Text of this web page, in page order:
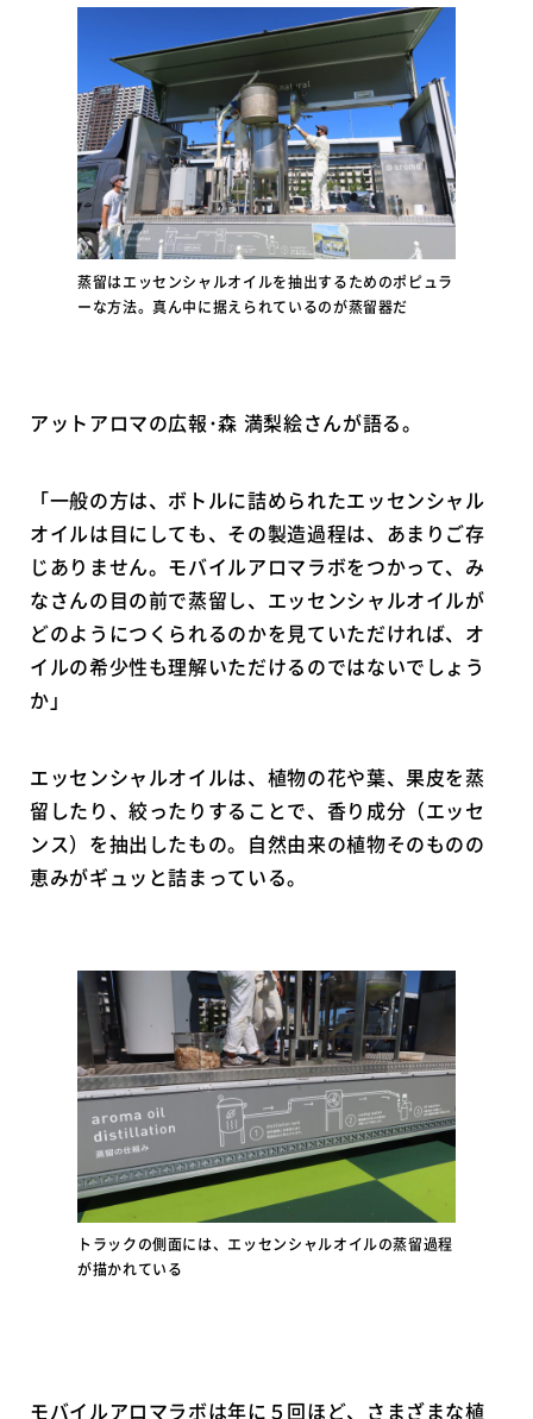
蒸留はエッセンシャルオイルを抽出するためのポピュラ
ーな方法。真ん中に据えられているのが蒸留器だ
アットアロマの広報･森 満梨絵さんが語る。
「一般の方は、ボトルに詰められたエッセンシャル
オイルは目にしても、その製造過程は、あまりご存
じありません。モバイルアロマラボをつかって、み
なさんの目の前で蒸留し、エッセンシャルオイルが
どのようにつくられるのかを見ていただければ、オ
イルの希少性も理解いただけるのではないでしょう
か」
エッセンシャルオイルは、植物の花や葉、果皮を蒸
留したり、絞ったりすることで、香り成分（エッセ
ンス）を抽出したもの。自然由来の植物そのものの
恵みがギュッと詰まっている。
トラックの側面には、エッセンシャルオイルの蒸留過程
が描かれている
モバイルアロマラボは年に５回ほど、さまざまな植